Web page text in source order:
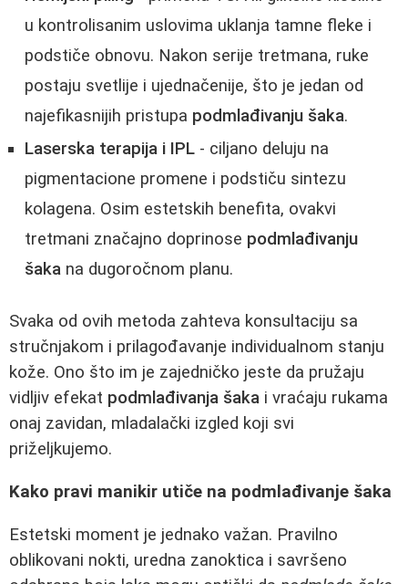
u kontrolisanim uslovima uklanja tamne fleke i
podstiče obnovu. Nakon serije tretmana, ruke
postaju svetlije i ujednačenije, što je jedan od
najefikasnijih pristupa podmlađivanju šaka.
Laserska terapija i IPL - ciljano deluju na
pigmentacione promene i podstiču sintezu
kolagena. Osim estetskih benefita, ovakvi
tretmani značajno doprinose podmlađivanju
šaka na dugoročnom planu.
Svaka od ovih metoda zahteva konsultaciju sa
stručnjakom i prilagođavanje individualnom stanju
kože. Ono što im je zajedničko jeste da pružaju
vidljiv efekat podmlađivanja šaka i vraćaju rukama
onaj zavidan, mladalački izgled koji svi
priželjkujemo.
Kako pravi manikir utiče na podmlađivanje šaka
Estetski moment je jednako važan. Pravilno
oblikovani nokti, uredna zanoktica i savršeno